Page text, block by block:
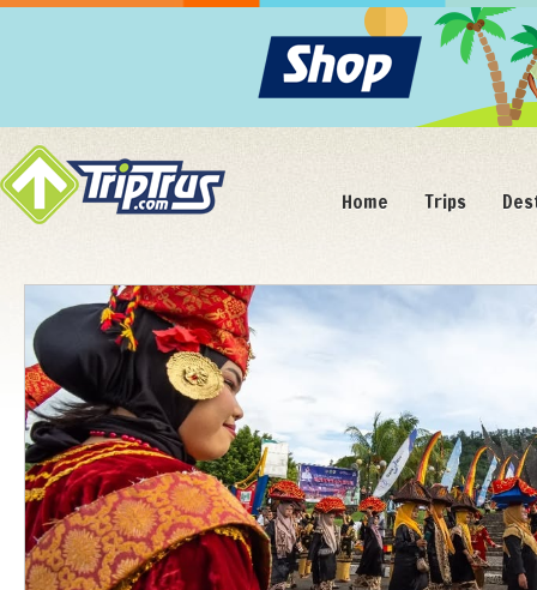
Home Trips